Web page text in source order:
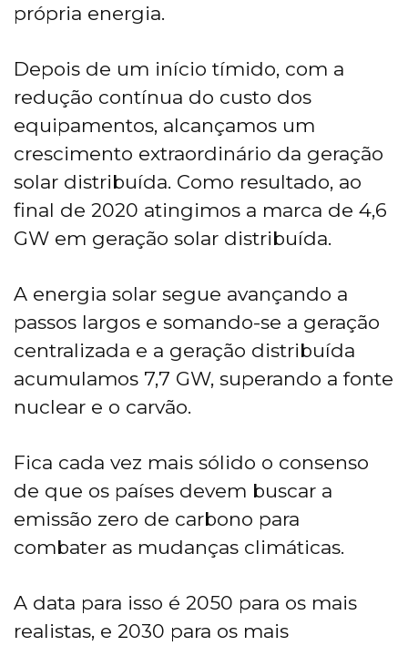
própria energia.
Depois de um início tímido, com a
redução contínua do custo dos
equipamentos, alcançamos um
crescimento extraordinário da geração
solar distribuída. Como resultado, ao
final de 2020 atingimos a marca de 4,6
GW em geração solar distribuída.
A energia solar segue avançando a
passos largos e somando-se a geração
centralizada e a geração distribuída
acumulamos 7,7 GW, superando a fonte
nuclear e o carvão.
Fica cada vez mais sólido o consenso
de que os países devem buscar a
emissão zero de carbono para
combater as mudanças climáticas.
A data para isso é 2050 para os mais
realistas, e 2030 para os mais